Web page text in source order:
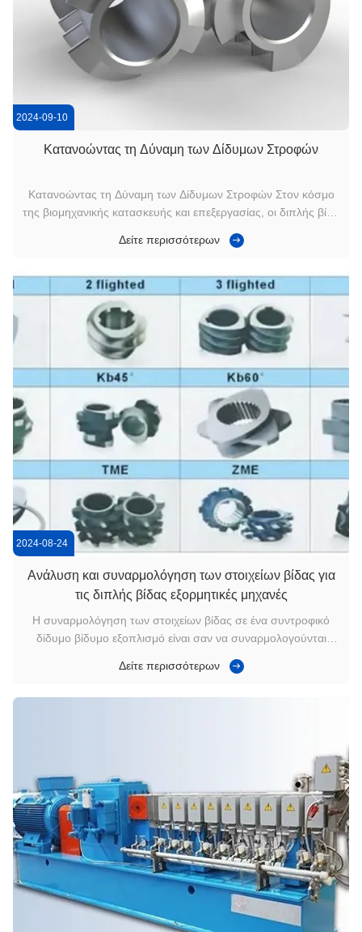
2024-09-10
Κατανοώντας τη Δύναμη των Δίδυμων Στροφών
Κατανοώντας τη Δύναμη των Δίδυμων Στροφών Στον κόσμο
της βιομηχανικής κατασκευής και επεξεργασίας, οι διπλής βίδα
παραγωγή μιας ευρείας γκάμας προϊόντων με ακρίβεια και
είναι μια μηχανική ...
Δείτε περισσότερων
2024-08-24
Ανάλυση και συναρμολόγηση των στοιχείων βίδας για
τις διπλής βίδας εξορμητικές μηχανές
Η συναρμολόγηση των στοιχείων βίδας σε ένα συντροφικό
δίδυμο βίδυμο εξοπλισμό είναι σαν να συναρμολογούνται
προσαρμόσιμο.είναι απαραίτητο να ληφθούν υπόψη διάφοροι
Δείτε περισσότερων